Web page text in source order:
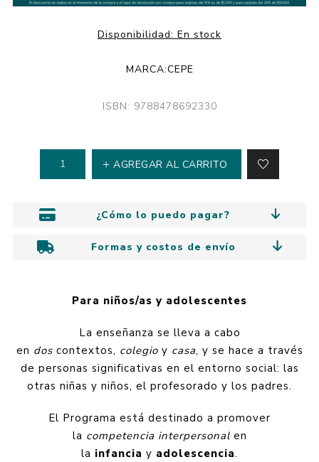
Disponibilidad: En stock
MARCA:CEPE
ISBN: 9788478692330
AGREGAR AL CARRITO
¿Cómo lo puedo pagar?
Formas y costos de envío
Para niños/as y adolescentes
La enseñanza se lleva a cabo
en doscontextos, colegioy casa, y se hace a través
de personas significativas en el entorno social: las
otras niñas y niños, el profesorado y los padres.
El Programa está destinado a promover
la competencia interpersonalen
la infancia y adolescencia.